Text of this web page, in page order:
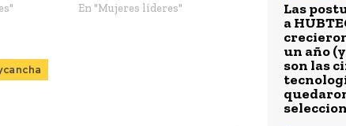
En "Mujeres líderes"
Las
a
un año
son las